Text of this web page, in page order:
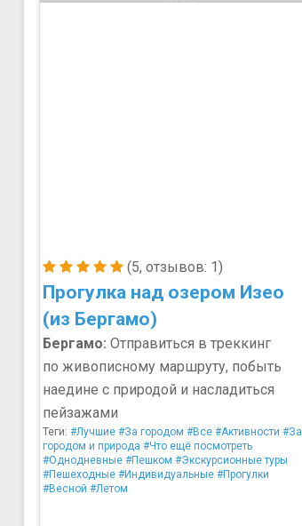
(5, отзывов: 1)
Прогулка над озером Изео
(из Бергамо)
Бергамо: Отправиться в треккинг
по живописному маршруту, побыть
наедине с природой и насладиться
пейзажами
Теги: #Лучшие #За городом #Все #Активности #За
городом и природа #Что ещё посмотреть
#Однодневные #Пешком #Экскурсионные туры
#Пешеходные #Индивидуальные #Прогулки
#Весной #Летом